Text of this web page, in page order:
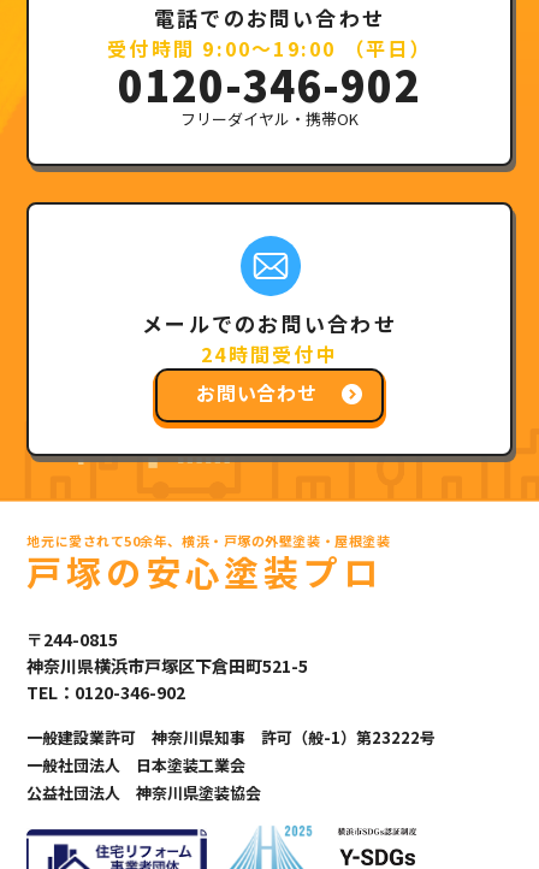
電話でのお問い合わせ
受付時間 9:00～19:00 （平日）
0120-346-902
フリーダイヤル・携帯OK
メールでのお問い合わせ
24時間受付中
お問い合わせ
地元に愛されて50余年、横浜・戸塚の外壁塗装・屋根塗装
戸塚の安心塗装プロ
〒244-0815
神奈川県横浜市戸塚区下倉田町521-5
TEL：0120-346-902
一般建設業許可 神奈川県知事 許可（般-1）第23222号
一般社団法人 日本塗装工業会
公益社団法人 神奈川県塗装協会